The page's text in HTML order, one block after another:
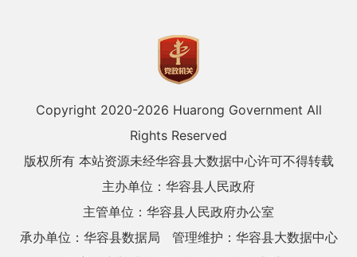
Copyright 2020-2026 Huarong Government All
Rights Reserved
版权所有 本站资源未经华容县大数据中心许可不得转载
主办单位：华容县人民政府
主管单位：华容县人民政府办公室
承办单位：华容县数据局
管理维护：华容县大数据中心